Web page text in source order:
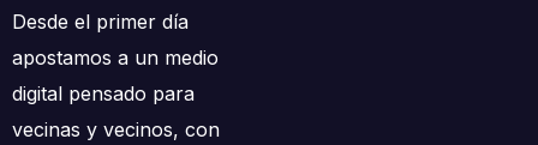
Desde el primer día
apostamos a un medio
digital pensado para
vecinas y vecinos, con